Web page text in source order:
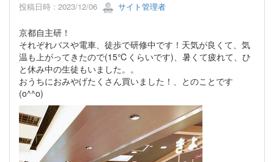
投稿日時 : 2023/12/06 サイト管理者
京都自主研！
それぞれバスや電車、徒歩で研修中です！天気が良くて、気
温も上がってきたので(15℃くらいです)、暑くて疲れて、ひ
と休み中の生徒もいました。。
おうちにおみやげたくさん買いました！、とのことです
(o^⁠^o⁠)